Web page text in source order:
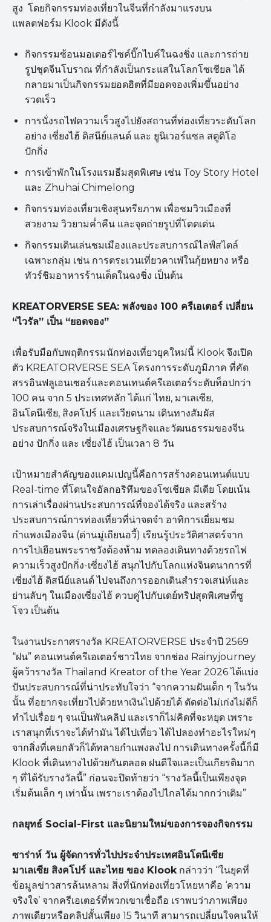
สูง โดยกิจกรรมท่องเที่ยวในจีนที่กำลังมาแรงบน
แพลตฟอร์ม Klook มีดังนี้
กิจกรรมซ้อนมอเตอร์ไซค์บิ๊กไบค์ในฉงชิ่ง และการถ่าย
รูปชุดจีนโบราณ ที่กำลังเป็นกระแสในโลกโซเชียล ได้
กลายมาเป็นกิจกรรมยอดฮิตที่มียอดจองเพิ่มขึ้นอย่าง
รวดเร็ว
การนั่งรถไฟความเร็วสูงไปยังสถานที่ท่องเที่ยวระดับโลก
อย่าง เซี่ยงไฮ้ ดิสนีย์แลนด์ และ ยูนิเวอร์แซล สตูดิโอ
ปักกิ่ง
การเข้าพักในโรงแรมธีมสุดพิเศษ เช่น Toy Story Hotel
และ Zhuhai Chimelong
กิจกรรมท่องเที่ยวเชิงสุนทรียภาพ เพื่อชมวิวเมืองที่
สวยงาม วิวยามค่ำคืน และจุดถ่ายรูปที่โดดเด่น
กิจกรรมเดินเล่นชมเมืองและประสบการณ์ไลฟ์สไตล์
เฉพาะกลุ่ม เช่น การตระเวนเที่ยวคาเฟ่ในกุ้ยหยาง หรือ
ทัวร์ชิมอาหารร้านเด็ดในฉงชิ่ง เป็นต้น
KREATORVERSE SEA: พลังของ 100 ครีเอเตอร์ เปลี่ยน
“ไวรัล” เป็น “ยอดจอง”
เพื่อรับมือกับพฤติกรรมนักท่องเที่ยวยุคใหม่นี้ Klook จึงเปิด
ตัว KREATORVERSE SEA โครงการระดับภูมิภาค ที่คัด
สรรอินฟลูเอนเซอร์และคอนเทนต์ครีเอเตอร์ระดับท็อปกว่า
100 คน จาก 5 ประเทศหลัก ได้แก่ ไทย, มาเลเซีย,
อินโดนีเซีย, สิงคโปร์ และเวียดนาม เดินทางสัมผัส
ประสบการณ์จริงในเมืองเศรษฐกิจและวัฒนธรรมของจีน
อย่าง ปักกิ่ง และ เซี่ยงไฮ้ เป็นเวลา 8 วัน
เป้าหมายสำคัญของแคมเปญนี้คือการสร้างคอนเทนต์แบบ
Real-time ที่โดนใจอัลกอริทึมของโซเชียล มีเดีย โดยเน้น
การเล่าเรื่องผ่านประสบการณ์ที่จองได้จริง และสร้าง
ประสบการณ์การท่องเที่ยวที่น่าจดจำ อาทิการเยี่ยมชม
กำแพงเมืองจีน (ด่านมู่เถียนอวี้) เรียนรู้ประวัติศาสตร์จาก
การไปเยือนพระราชวังต้องห้าม ทดลองเดินทางด้วยรถไฟ
ความเร็วสูงปักกิ่ง-เซี่ยงไฮ้ สนุกไปกับโลกแห่งจินตนาการที่
เซี่ยงไฮ้ ดิสนีย์แลนด์ ไปจนถึงการออกเดินสำรวจเสน่ห์และ
ย่านลับๆ ในเมืองเซี่ยงไฮ้ ควบคู่ไปกับเดย์ทริปสุดพิเศษที่ซู
โจว เป็นต้น
ในงานประกาศรางวัล KREATORVERSE ประจำปี 2569
“ฝน” คอนเทนต์ครีเอเตอร์ชาวไทย จากช่อง Rainyjourney
ผู้คว้ารางวัล Thailand Kreator of the Year 2026 ได้แบ่ง
ปันประสบการณ์ที่น่าประทับใจว่า “จากความฝันเด็ก ๆ ในวัน
นั้น ที่อยากจะเที่ยวไปด้วยหาเงินไปด้วยได้ ตัดต่อไม่เก่งไม่ดีก็
ทำไปเรื่อย ๆ จนเป็นพันคลิป และเราก็ไม่คิดที่จะหยุด เพราะ
เราสนุกที่เราจะได้ทำมัน ได้ไปเที่ยว ได้ไปลองทำอะไรใหม่ๆ
จากสิ่งที่เคยกลัวก็ได้ทลายกำแพงลงไป การเดินทางครั้งนี้ก็มี
Klook ที่เดินทางไปด้วยกันตลอด ฝนดีใจและเป็นเกียรติมาก
ๆ ที่ได้รับรางวัลนี้” ก่อนจะปิดท้ายว่า “รางวัลนี้เป็นเพียงจุด
เริ่มต้นเล็ก ๆ เท่านั้น เพราะเราต้องไปไกลได้มากกว่าเดิม”
กลยุทธ์ Social-First และนิยามใหม่ของการจองกิจกรรม
ซาร่าห์ วัน ผู้จัดการทั่วไปประจำประเทศอินโดนีเซีย
มาเลเซีย สิงคโปร์ และไทย ของ Klookกล่าวว่า “ในยุคที่
ข้อมูลข่าวสารล้นหลาม สิ่งที่นักท่องเที่ยวโหยหาคือ ‘ความ
จริงใจ’ จากครีเอเตอร์ที่พวกเขาเชื่อถือ เราพบว่าภาพเพียง
ภาพเดียวหรือคลิปสั้นเพียง 15 วินาที สามารถเปลี่ยนใจคนให้